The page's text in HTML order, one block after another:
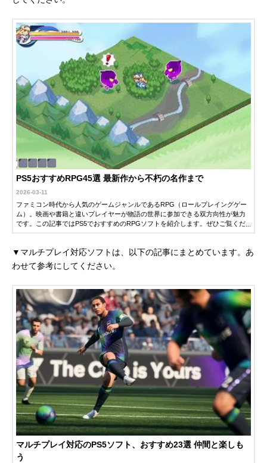
PS5おすすめRPG45選 最新作から不朽の名作まで
2026-03-11
ファミコン時代から人気のゲームジャンルであるRPG（ロールプレイングゲー
ム）。映画や書籍と違いプレイヤーが物語の世界に参加できる双方向性が魅力
です。この記事ではPS5でおすすめのRPGソフトを紹介します。ぜひご覧くだ
▼マルチプレイ対応ソフトは、以下の記事にまとめています。あ
わせて参考にしてください。
マルチプレイ対応のPS5ソフト、おすすめ23選 仲間と楽しも
う